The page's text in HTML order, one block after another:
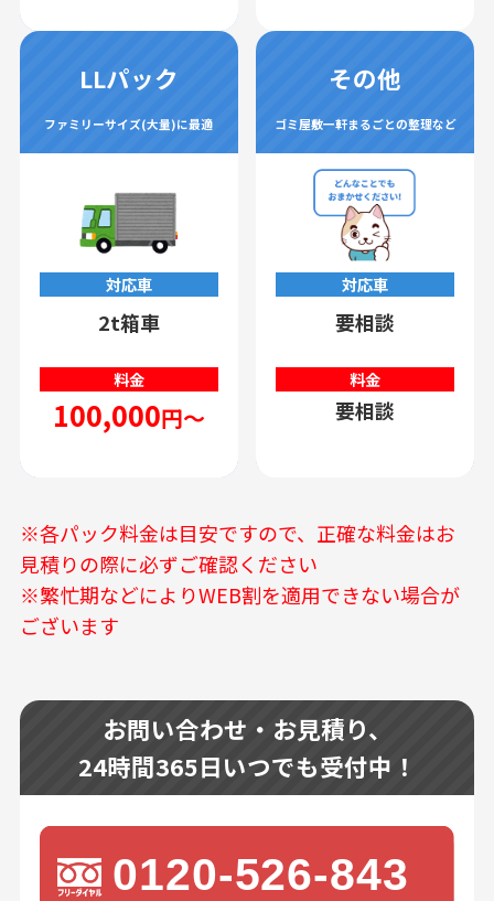
LLパック
ファミリーサイズ(大量)に最適
対応車
2t箱車
料金
100,000円～
その他
ゴミ屋敷一軒まるごとの整理など
対応車
要相談
料金
要相談
※各パック料金は目安ですので、正確な料金はお
見積りの際に必ずご確認ください
※繁忙期などによりWEB割を適用できない場合が
ございます
お問い合わせ・お見積り、
24時間365日いつでも受付中！
0120-526-843